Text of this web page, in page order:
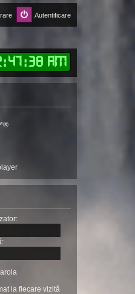
Autentificare
:47:40 AM
la fiecare vizită